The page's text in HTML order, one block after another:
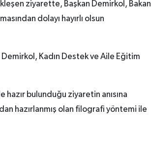
ziyarette, Başkan Demirkol, Bakan
dolayı hayırlı olsun
Demirkol, Kadın Destek ve Aile Eğitim
bulunduğu ziyaretin anısına
hazırlanmış olan filografi yöntemi ile